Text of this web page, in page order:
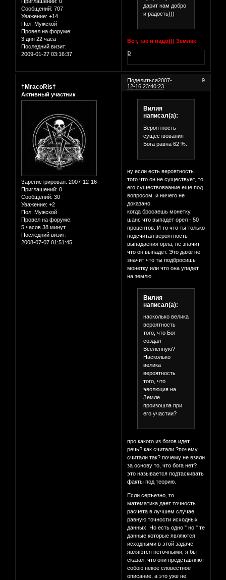
Сообщений: 707
Уважение: +14
Пол: Мужской
Провел на форуме:
3 дня 22 часа
Последний визит:
2009-01-27 03:16:37
дарит нам добро
и радость)))
Вот, так и надо))) Земляк
0
Поделиться 9
2007-
12-16 23:40:23
†MracoRis†
Активный участник
Зарегистрирован: 2007-12-16
Приглашений: 0
Сообщений: 30
Уважение: +2
Пол: Мужской
Провел на форуме:
5 часов 38 минут
Последний визит:
2008-07-07 01:51:45
Вилия
написал(а):
Вероятность
существования
Бога равна 62 %.
ну если есть вероятность
того что он не существует, то
его существоваание еще под
вопросом. и ничего не
доказано.
когда бросаешь монетку,
шанс что выпадет орел - 50
процентов. И то что ты только
подсчитал вероятность
выпадаения орла, не значит
что он выпадет. Это даже не
значит что ты подбросишь
монетку или что она упадет
на землю.
Вилия
написал(а):
насколько велика
вероятность
того, что Бог
создал
Вселенную?
Насколько
велика
вероятность
того, что
эволюция на
Земле
произошла при
его участии?
про какого из богов идет
речь? как считали ?почему
считали так? почему не взяли
за основу то, что бога нет?
это называется подтаскивать
факты под теорию.
Если серъезно, то
математика дает точность
расчета в лучшем случае
равную точности исходных
данных. Но есть одно " но " те
данные которые являются
исходными в этой задаче
являются неточными, я бы
сказал, что они представляют
собою некое словестное
описание, а это уже не